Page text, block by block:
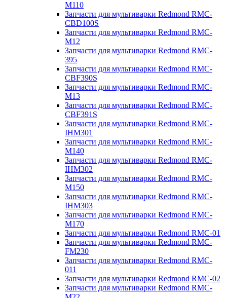
M110
Запчасти для мультиварки Redmond RMC-
CBD100S
Запчасти для мультиварки Redmond RMC-
M12
Запчасти для мультиварки Redmond RMC-
395
Запчасти для мультиварки Redmond RMC-
CBF390S
Запчасти для мультиварки Redmond RMC-
M13
Запчасти для мультиварки Redmond RMC-
CBF391S
Запчасти для мультиварки Redmond RMC-
IHM301
Запчасти для мультиварки Redmond RMC-
M140
Запчасти для мультиварки Redmond RMC-
IHM302
Запчасти для мультиварки Redmond RMC-
M150
Запчасти для мультиварки Redmond RMC-
IHM303
Запчасти для мультиварки Redmond RMC-
M170
Запчасти для мультиварки Redmond RMC-01
Запчасти для мультиварки Redmond RMC-
FM230
Запчасти для мультиварки Redmond RMC-
011
Запчасти для мультиварки Redmond RMC-02
Запчасти для мультиварки Redmond RMC-